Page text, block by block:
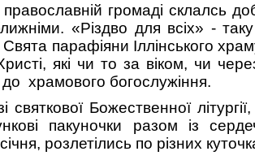
православній громаді склалсь
«Різдво для всіх» -
парафіяни Іллінського
які чи то за віком, чи
храмового богослужіння.
святкової Божественної
пакуночки разом із
розлетілись по різних